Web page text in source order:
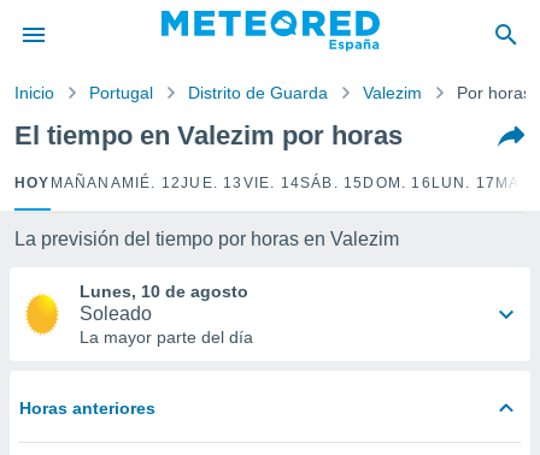
por
para
que se
calidad.
a este
y
digital
Inicio Portugal Distrito de Guarda Valezim Por horas
El tiempo en Valezim por horas
HOY MAÑANA MIÉ. 12JUE. 13 VIE. 14SÁB. 15 DOM. 16 LUN. 17
La previsión del tiempo por horas en Valezim
Lunes, 10 de agosto
Soleado
La mayor parte del día
Horas anteriores